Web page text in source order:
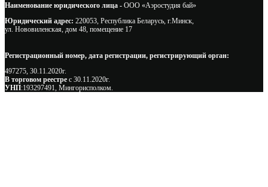
Наименование юридического лица - ООО «Аэростудия бай»
Юридический адрес: 220053, Республика Беларусь, г.Минск,
ул. Нововиленская, дом 48, помещение 17
Регистрационный номер, дата регистрации, регистрирующий орган:
497275, 30.11.2020г.
В торговом реестре с 30.11.2020г.
УНП:193297491, Мингорисполком.